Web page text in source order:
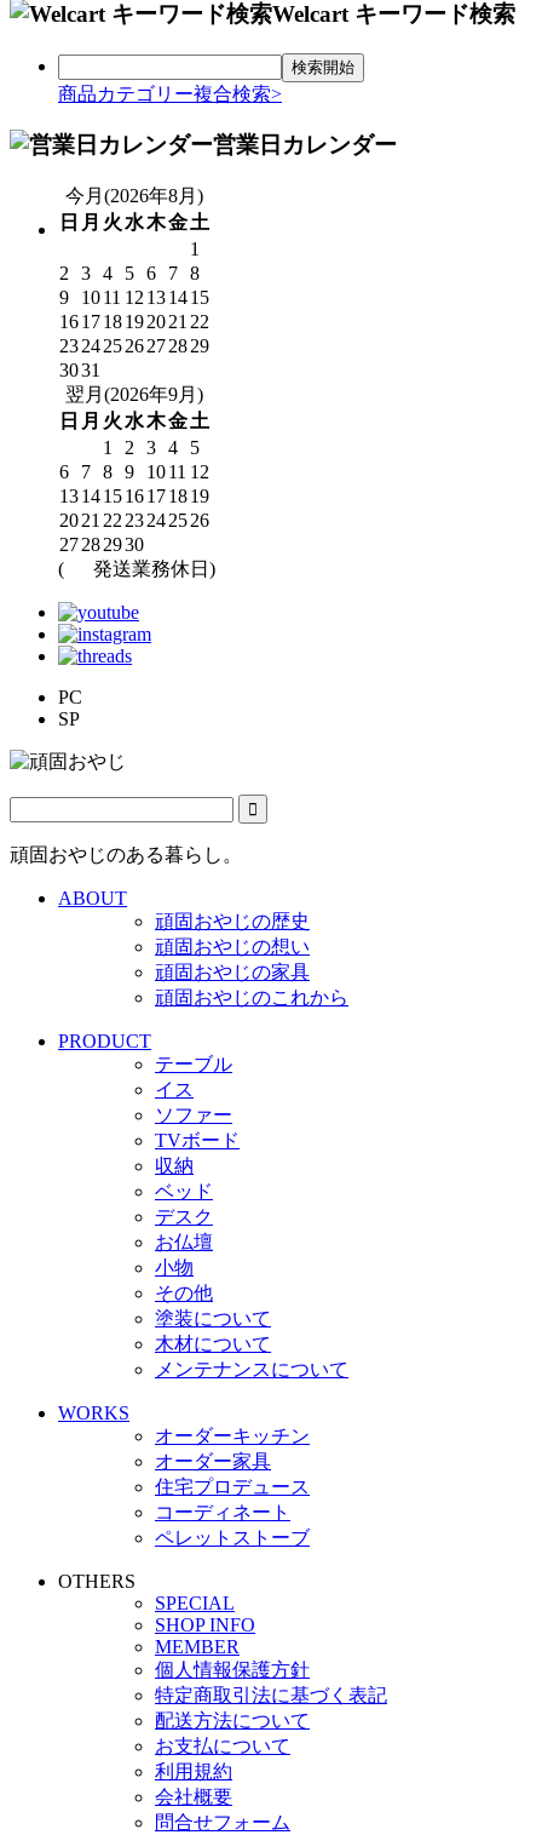
Welcart キーワード検索
商品カテゴリー複合検索>
営業日カレンダー
今月(2026年8月)
日 月 火 水木金土
1
2
3 4 5 6 7 8
9
1011 12 131415
161718192021 22
23242526272829
3031
翌月(2026年9月)
日 月 火 水木金土
1
2 3 4
5
6
7 8 9 1011 12
13141516171819
2021 22 23242526
27282930
(
発送業務休日)
PC
SP
頑固おやじのある暮らし。
ABOUT
頑固おやじの歴史
頑固おやじの想い
頑固おやじの家具
頑固おやじのこれから
PRODUCT
テーブル
イス
ソファー
TVボード
収納
ベッド
デスク
お仏壇
小物
その他
塗装について
木材について
メンテナンスについて
WORKS
オーダーキッチン
オーダー家具
住宅プロデュース
コーディネート
ペレットストーブ
OTHERS
SPECIAL
SHOP INFO
MEMBER
個人情報保護方針
特定商取引法に基づく表記
配送方法について
お支払について
利用規約
会社概要
問合せフォーム